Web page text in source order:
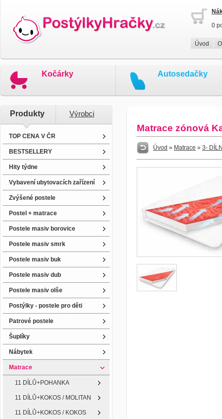
0
Úvod
Kočárky Autosedačky
Produkty Výrobci
TOP CENA V ČR
BESTSELLERY
Hity týdne
Vybavení ubytovacích zařízení
Zvýšené postele
Postel + matrace
Postele masiv borovice
Postele masiv smrk
Postele masiv buk
Postele masiv dub
Postele masiv olše
Postýlky - postele pro děti
Patrové postele
Šuplíky
Nábytek
Matrace
11 DÍLŮ+POHANKA
11 DÍLŮ+KOKOS / MOLITAN
11 DÍLŮ+KOKOS / KOKOS
Matrace zónová
Úvod » Matrace » 3-